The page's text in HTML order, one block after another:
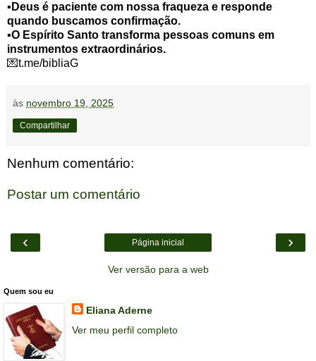
▪︎ Deus é paciente com nossa fraqueza e responde
quando buscamos confirmação.
▪︎O Espírito Santo transforma pessoas comuns em
instrumentos extraordinários.
💌t.me/bibliaG
às novembro 19, 2025
Compartilhar
Nenhum comentário:
Postar um comentário
‹ ›
Página inicial
Ver versão para a web
Quem sou eu
Eliana Aderne
Ver meu perfil completo